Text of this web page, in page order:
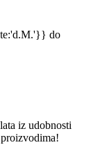
do
iz udobnosti